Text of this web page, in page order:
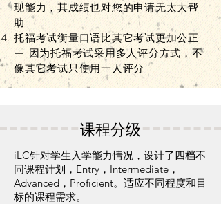
现能力，其成绩也对您的申请无太大帮
助
托福考试衡量口语比其它考试更加公正
— 因为托福考试采用多人评分方式，不
像其它考试只使用一人评分
课程分级
iLC针对学生入学能力情况，设计了四档不
同课程计划，Entry，Intermediate，
Advanced，Proficient。适应不同程度和目
标的课程需求。